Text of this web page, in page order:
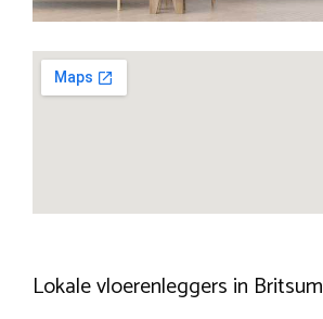
Lokale vloerenleggers in Britsum